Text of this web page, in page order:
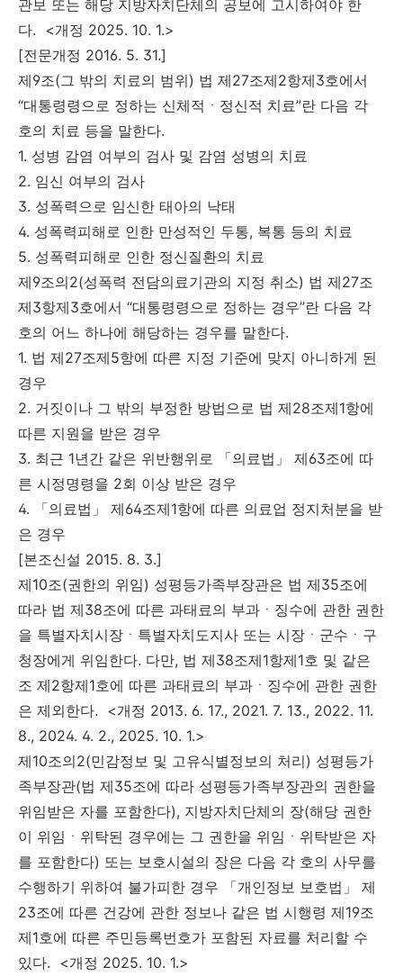
관보 또는 해당 지방자치단체의 공보에 고시하여야 한
다. <개정 2025. 10. 1.>
[전문개정 2016. 5. 31.]
제9조(그 밖의 치료의 범위) 법 제27조제2항제3호에서
“대통령령으로 정하는 신체적ㆍ정신적 치료”란 다음 각
호의 치료 등을 말한다.
1. 성병 감염 여부의 검사 및 감염 성병의 치료
2. 임신 여부의 검사
3. 성폭력으로 임신한 태아의 낙태
4. 성폭력피해로 인한 만성적인 두통, 복통 등의 치료
5. 성폭력피해로 인한 정신질환의 치료
제9조의2(성폭력 전담의료기관의 지정 취소) 법 제27조
제3항제3호에서 “대통령령으로 정하는 경우”란 다음 각
호의 어느 하나에 해당하는 경우를 말한다.
1. 법 제27조제5항에 따른 지정 기준에 맞지 아니하게 된
경우
2. 거짓이나 그 밖의 부정한 방법으로 법 제28조제1항에
따른 지원을 받은 경우
3. 최근 1년간 같은 위반행위로 「의료법」 제63조에 따
른 시정명령을 2회 이상 받은 경우
4. 「의료법」 제64조제1항에 따른 의료업 정지처분을 받
은 경우
[본조신설 2015. 8. 3.]
제10조(권한의 위임) 성평등가족부장관은 법 제35조에
따라 법 제38조에 따른 과태료의 부과ㆍ징수에 관한 권한
을 특별자치시장ㆍ특별자치도지사 또는 시장ㆍ군수ㆍ구
청장에게 위임한다. 다만, 법 제38조제1항제1호 및 같은
조 제2항제1호에 따른 과태료의 부과ㆍ징수에 관한 권한
은 제외한다. <개정 2013. 6. 17., 2021. 7. 13., 2022. 11.
8., 2024. 4. 2., 2025. 10. 1.>
제10조의2(민감정보 및 고유식별정보의 처리) 성평등가
족부장관(법 제35조에 따라 성평등가족부장관의 권한을
위임받은 자를 포함한다), 지방자치단체의 장(해당 권한
이 위임ㆍ위탁된 경우에는 그 권한을 위임ㆍ위탁받은 자
를 포함한다) 또는 보호시설의 장은 다음 각 호의 사무를
수행하기 위하여 불가피한 경우 「개인정보 보호법」 제
23조에 따른 건강에 관한 정보나 같은 법 시행령 제19조
제1호에 따른 주민등록번호가 포함된 자료를 처리할 수
있다. <개정 2025. 10. 1.>